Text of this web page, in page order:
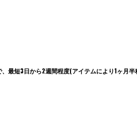
最短3日から2週間程度(アイテムにより1ヶ月